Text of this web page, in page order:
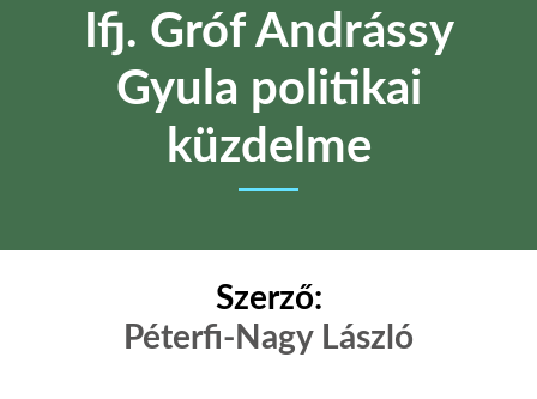
Ifj. Gróf Andrássy
Gyula politikai
küzdelme
Szerző:
Péterfi-Nagy László